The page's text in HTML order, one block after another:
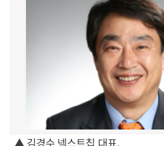
▲ 김경수 넥스트칩 대표.